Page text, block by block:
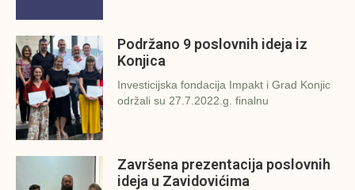
Podržano 9 poslovnih ideja iz
Konjica
Investicijska fondacija Impakt i Grad Konjic
održali su 27.7.2022.g. finalnu
Završena prezentacija poslovnih
ideja u Zavidovićima